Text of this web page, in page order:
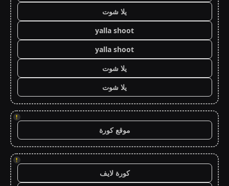
يلا شوت
yalla shoot
yalla shoot
يلا شوت
يلا شوت
!
موقع كورة
!
كورة لايف